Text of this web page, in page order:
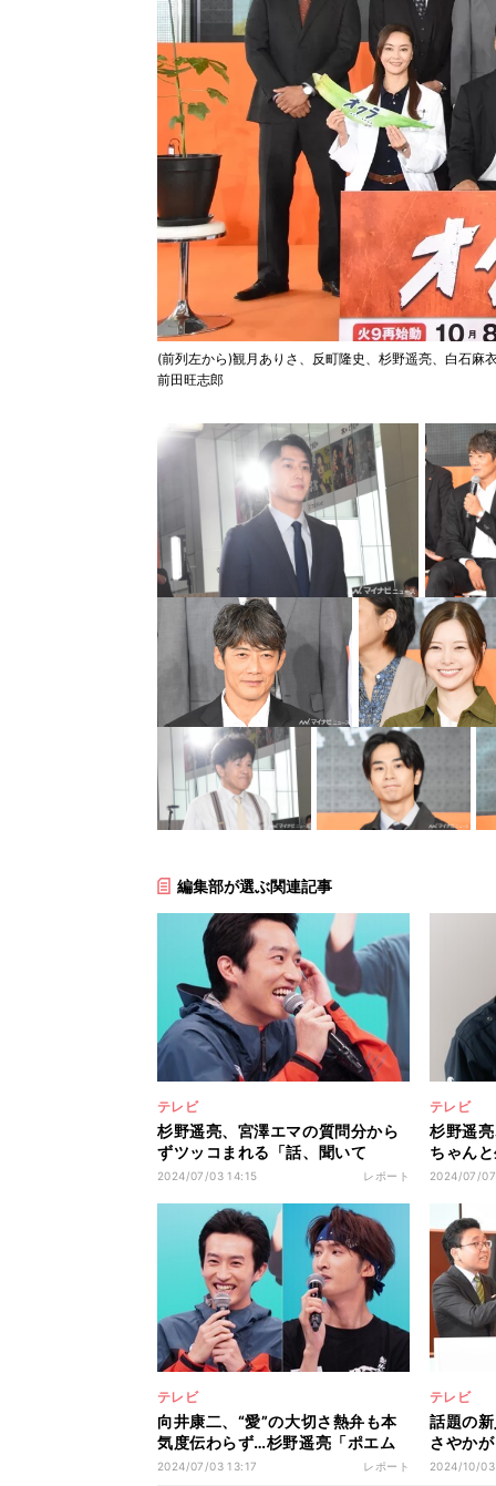
(前列左から)観月ありさ、反町隆史、杉野遥亮、白石
前田旺志郎
編集部が選ぶ関連記事
テレビ
杉野遥亮、宮澤エマの質問分から
ずツッコまれる「話、聞いて
た!?」
2024/07/03 14:15 レポート
テレビ
杉野遥
ちゃん
ら“本業
2024/07/
テレビ
向井康二、“愛”の大切さ熱弁も本
気度伝わらず…杉野遥亮「ポエム
なの?」
2024/07/03 13:17 レポート
テレビ
話題の
さやか
い怖い(
2024/10/